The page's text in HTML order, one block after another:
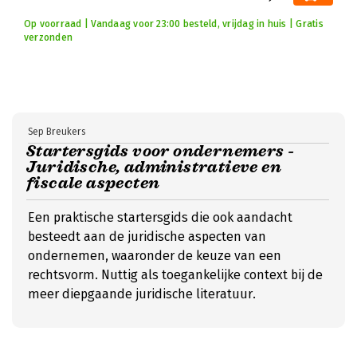
Op voorraad | Vandaag voor 23:00 besteld, vrijdag in huis | Gratis
verzonden
Startersgids voor ondernemers -
Juridische, administratieve en
fiscale aspecten
Sep Breukers
Een praktische startersgids die ook aandacht
besteedt aan de juridische aspecten van
ondernemen, waaronder de keuze van een
rechtsvorm. Nuttig als toegankelijke context bij de
meer diepgaande juridische literatuur.